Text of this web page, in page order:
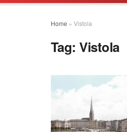
Home » Vistola
Tag:Vistola